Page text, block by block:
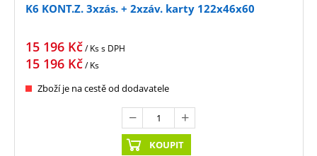
K6 KONT.Z. 3xzás. + 2xzáv. karty 122x46x60
15 196 Kč/ Kss DPH
15 196 Kč/ Ks
Zboží je na cestě od dodavatele
KOUPIT